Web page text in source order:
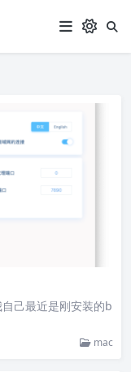
己最近是刚安装的b
mac